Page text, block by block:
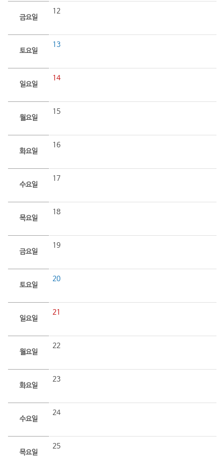
금요일
12
토요일
13
일요일
14
월요일
15
화요일
16
수요일
17
목요일
18
금요일
19
토요일
20
일요일
21
월요일
22
화요일
23
수요일
24
목요일
25